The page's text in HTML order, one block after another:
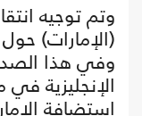
وتم توجيه
(الإمارات)
وفي هذا
الإنجليزية